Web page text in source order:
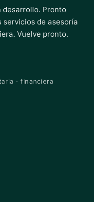
desarrollo. Pronto
de asesoría
Vuelve pronto.
· financiera